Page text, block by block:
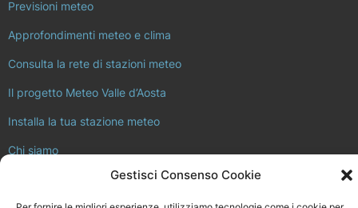
Gestisci Consenso Cookie
Previsioni meteo
Approfondimenti meteo e clima
Consulta la rete di stazioni meteo
Il progetto Meteo Valle d’Aosta
Installa la tua stazione meteo
Chi siamo
Meteovalledaosta.it non è in alcun modo legato a Regione Valle